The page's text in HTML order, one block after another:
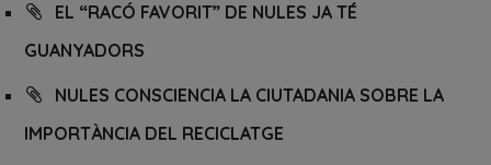
EL “RACÓ FAVORIT” DE NULES JA TÉ
GUANYADORS
NULES CONSCIENCIA LA CIUTADANIA SOBRE LA
IMPORTÀNCIA DEL RECICLATGE